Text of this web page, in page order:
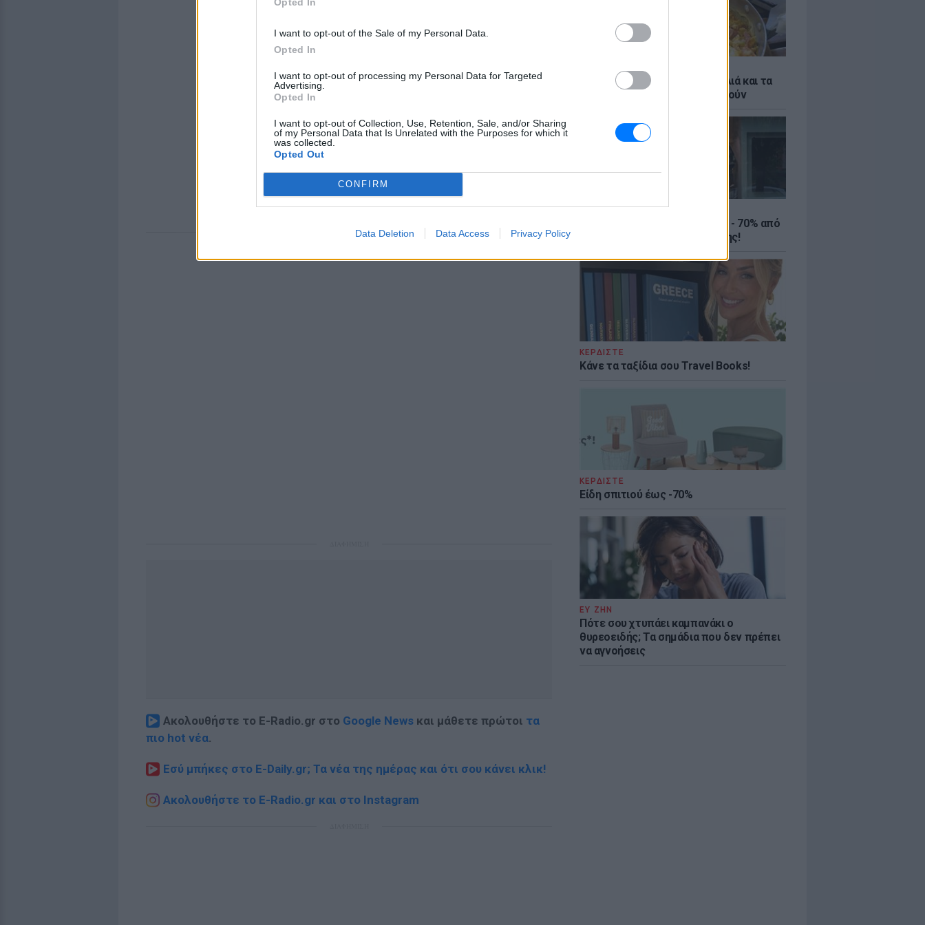
I want to opt-out of the Sale of my Personal Data.
Opted In
I want to opt-out of processing my Personal Data for Targeted
Advertising.
Opted In
I want to opt-out of Collection, Use, Retention, Sale, and/or Sharing
of my Personal Data that Is Unrelated with the Purposes for which it
was collected.
Opted Out
CONFIRM
Data Deletion Data Access Privacy Policy
Ελληνικό γιαούρτι: Μία κουταλιά και τα
scrambled eggs θα απογειωθούν
ΚΕΡΔΙΣΤΕ
Καλοκαιρινές εκπτώσεις έως - 70% από
τα μεγαλύτερα eshops ένδυσης!
ΚΕΡΔΙΣΤΕ
Κάνε τα ταξίδια σου Travel Books!
ΚΕΡΔΙΣΤΕ
Είδη σπιτιού έως -70%
ΕΥ ΖΗΝ
Πότε σου χτυπάει καμπανάκι ο
θυρεοειδής; Τα σημάδια που δεν πρέπει
να αγνοήσεις
Ακολουθήστε το E-Radio.gr στο Google News και μάθετε πρώτοι τα
πιο hot νέα.
Εσύ μπήκες στο E-Daily.gr; Τα νέα της ημέρας και ότι σου κάνει κλικ!
Ακολουθήστε το E-Radio.gr και στο Instagram